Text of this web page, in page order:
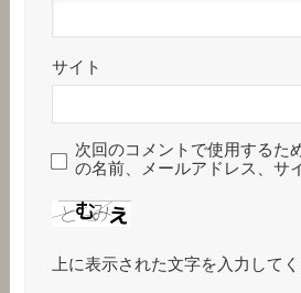
サイト
次回のコメントで使用するた
の名前、メールアドレス、サ
上に表示された文字を入力してく